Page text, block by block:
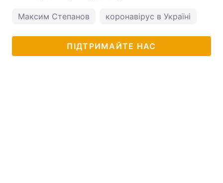
Максим Степанов коронавірус в Україні
ПІДТРИМАЙТЕ НАС